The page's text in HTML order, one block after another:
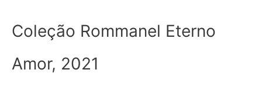
Coleção Rommanel Eterno
Amor, 2021